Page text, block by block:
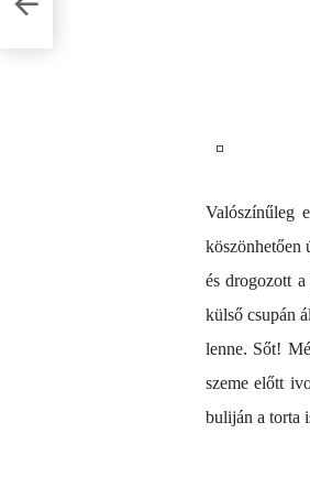
Valószínűleg
köszönhetően
és drogozott
külső csupán
lenne. Sőt!
szeme előtt
buliján a torta